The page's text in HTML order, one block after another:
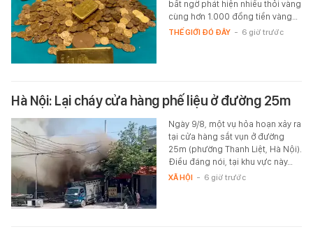
bất ngờ phát hiện nhiều thỏi vàng
cùng hơn 1.000 đồng tiền vàng…
THẾ GIỚI ĐÓ ĐÂY - 6 giờ trước
Hà Nội: Lại cháy cửa hàng phế liệu ở đường 25m
Ngày 9/8, một vụ hỏa hoạn xảy ra
tại cửa hàng sắt vụn ở đường
25m (phường Thanh Liệt, Hà Nội).
Điều đáng nói, tại khu vực này…
XÃ HỘI - 6 giờ trước